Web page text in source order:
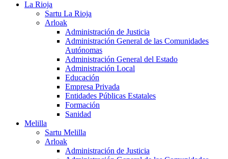
La Rioja
Sartu La Rioja
Arloak
Administración de Justicia
Administración General de las Comunidades
Autónomas
Administración General del Estado
Administración Local
Educación
Empresa Privada
Entidades Públicas Estatales
Formación
Sanidad
Melilla
Sartu Melilla
Arloak
Administración de Justicia